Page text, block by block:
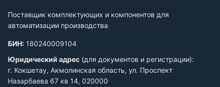
Поставщик комплектующих и компонентов для
автоматизации производства
БИН: 180240009104
Юридический адрес (для документов и регистрации):
г. Кокшетау, Акмолинская область, ул. Проспект
Назарбаева 67 кв 14, 020000